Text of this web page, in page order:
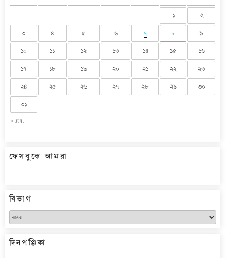
« JUL
১ ২
৩ ৪ ৫ ৬ ৭ ৮ ৯
১০ ১১ ১২ ১৩ ১৪ ১৫ ১৬
১৭ ১৮ ১৯ ২০ ২১ ২২ ২৩
২৪ ২৫ ২৬ ২৭ ২৮ ২৯ ৩০
৩১
ফেসবুকে আমরা
বিভাগ
বিভাগ
দিনপঞ্জিকা